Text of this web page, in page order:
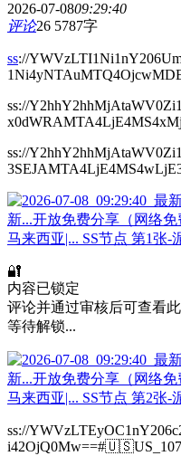
2026-07-0809:29:40
评论26 5787字
ss://
ss://
ss://
🔐
内容已锁定
评论并通过审核后可查看
等待解锁...
ss://
i42OjQ0Mw==#🇺🇸US_107